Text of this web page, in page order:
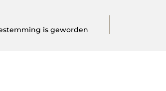
is geworden